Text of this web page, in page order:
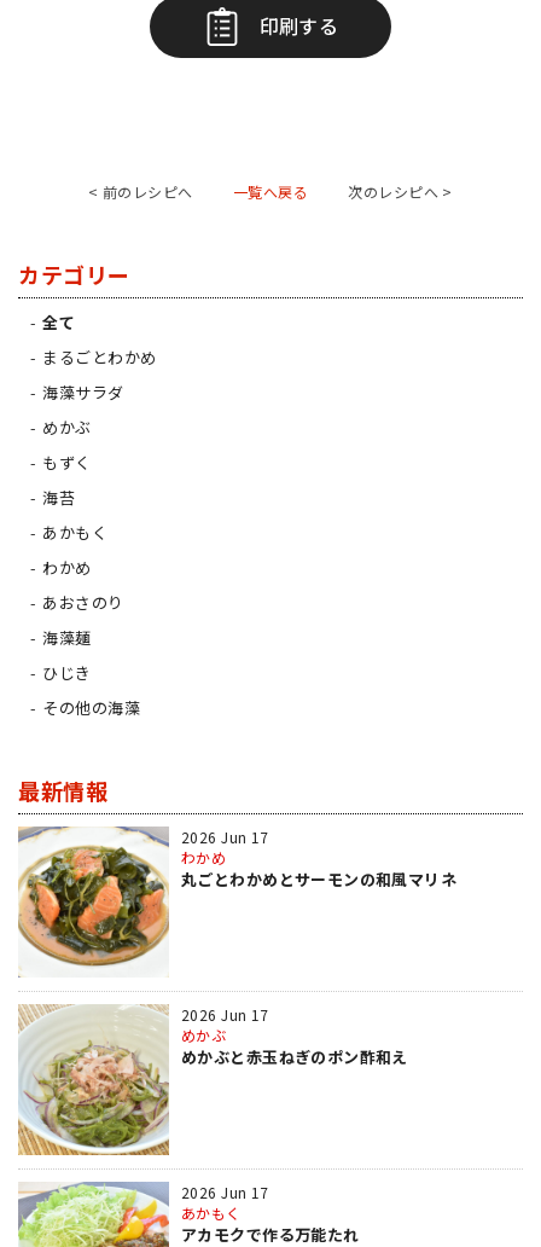
印刷する
< 前のレシピへ 一覧へ戻る 次のレシピへ >
カテゴリー
全て
まるごとわかめ
海藻サラダ
めかぶ
もずく
海苔
あかもく
わかめ
あおさのり
海藻麺
ひじき
その他の海藻
最新情報
2026 Jun 17
わかめ
丸ごとわかめとサーモンの和風マリネ
2026 Jun 17
めかぶ
めかぶと赤玉ねぎのポン酢和え
2026 Jun 17
あかもく
アカモクで作る万能たれ